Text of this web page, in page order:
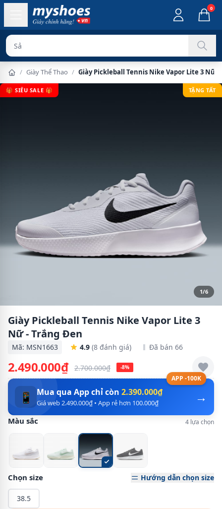
0
Sản phẩm chí
/ Giày Thể Thao / Giày Pickleball Tennis Nike Vapor Lite 3 Nữ
🎁 SIÊU SALE 🎁 TẶNG TẤT
1/6
Giày Pickleball Tennis Nike Vapor Lite 3
Nữ - Trắng Đen
Mã: MSN1663 4.9 (8 đánh giá) Đã bán 66
2.490.000₫ 2.700.000₫ -8%
APP -100K
→
📱 Mua qua App chỉ còn 2.390.000₫
Giá web 2.490.000₫ • App rẻ hơn 100.000₫
Màu sắc 4 lựa chọn
Chọn size Hướng dẫn chọn size
38.5